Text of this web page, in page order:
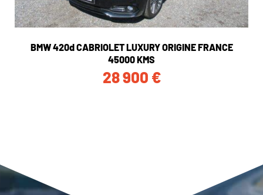
BMW 420d CABRIOLET LUXURY ORIGINE FRANCE
45000 KMS
28 900 €